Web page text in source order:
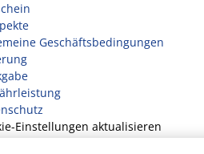
Geschäftsbedingungen
Einstellungen aktualisieren